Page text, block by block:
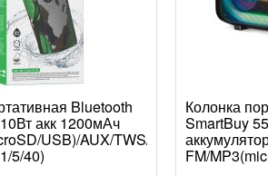
Bluetooth
акк 1200мАч
USB)/AUX/TWS/LED/IPX5
5/40)
Колонка
SmartBuy
FM/